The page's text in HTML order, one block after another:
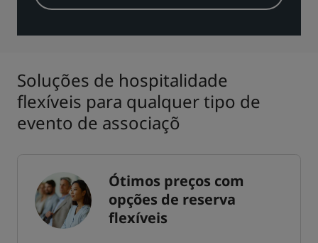
Soluções de hospitalidade
flexíveis para qualquer tipo de
evento de associaçõ
Ótimos preços com
opções de reserva
flexíveis